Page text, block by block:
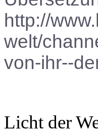
http://
welt/
von-ihr--
Licht der